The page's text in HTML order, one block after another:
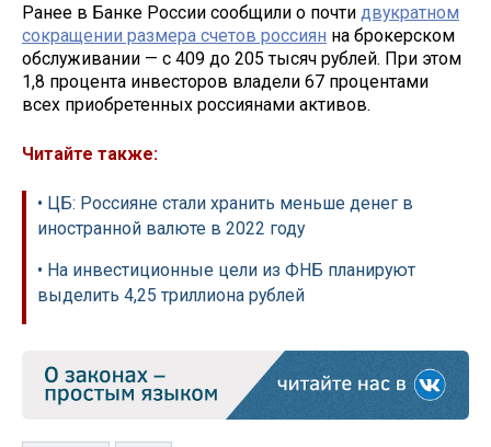
Ранее в Банке России сообщили о почти двукратном
сокращении размера счетов россиян на брокерском
обслуживании — с 409 до 205 тысяч рублей. При этом
1,8 процента инвесторов владели 67 процентами
всех приобретенных россиянами активов.
Читайте также:
• ЦБ: Россияне стали хранить меньше денег в
иностранной валюте в 2022 году
• На инвестиционные цели из ФНБ планируют
выделить 4,25 триллиона рублей